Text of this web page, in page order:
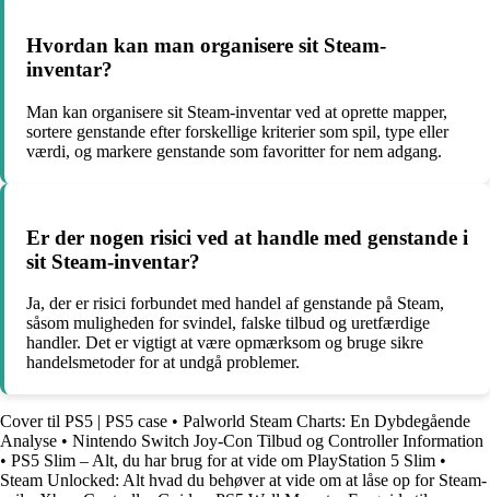
Hvordan kan man organisere sit Steam-
inventar?
Man kan organisere sit Steam-inventar ved at oprette mapper,
sortere genstande efter forskellige kriterier som spil, type eller
værdi, og markere genstande som favoritter for nem adgang.
Er der nogen risici ved at handle med genstande i
sit Steam-inventar?
Ja, der er risici forbundet med handel af genstande på Steam,
såsom muligheden for svindel, falske tilbud og uretfærdige
handler. Det er vigtigt at være opmærksom og bruge sikre
handelsmetoder for at undgå problemer.
Cover til PS5 | PS5 case • Palworld Steam Charts: En Dybdegående
Analyse • Nintendo Switch Joy-Con Tilbud og Controller Information
• PS5 Slim – Alt, du har brug for at vide om PlayStation 5 Slim •
Steam Unlocked: Alt hvad du behøver at vide om at låse op for Steam-